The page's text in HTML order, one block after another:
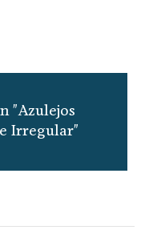
"Azulejos
Irregular"